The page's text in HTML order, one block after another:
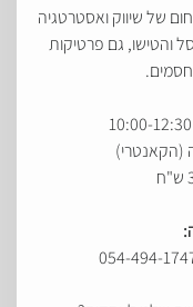
של שיווק ואסטרטגיה
והטישו, גם פרטיקות
חסמים.
(הקאנטרי)